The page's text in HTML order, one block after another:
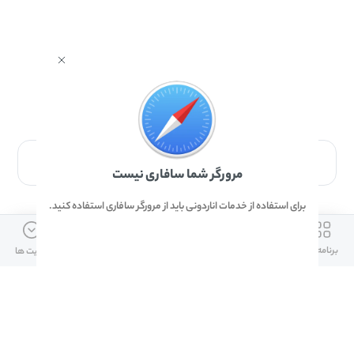
برای دانلود برنامه با مرورگر Safari وارد شوید.
ارتباط با ما
برنامه ها آپدیت ها
مرورگر شما سافاری نیست
برای استفاده از خدمات اناردونی باید از مرورگر سافاری استفاده کنید.